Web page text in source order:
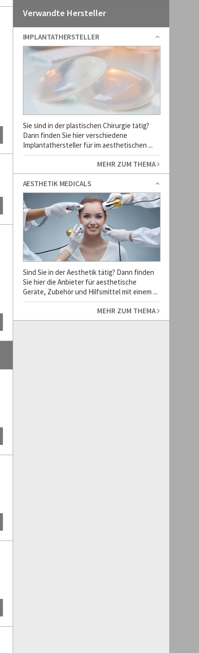
Verwandte Hersteller
IMPLANTATHERSTELLER
Sie sind in der plastischen Chirurgie tätig?
Dann finden Sie hier verschiedene
Implantathersteller für im aesthetischen ...
MEHR ZUM THEMA
AESTHETIK MEDICALS
Sind Sie in der Aesthetik tätig? Dann finden
Sie hier die Anbieter für aesthetische
Geräte, Zubehör und Hilfsmittel mit einem ...
MEHR ZUM THEMA